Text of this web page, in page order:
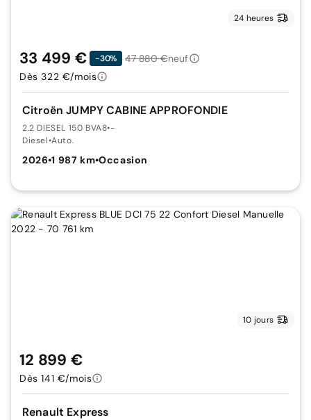
24 heures
Citroën JUMPY CABINE APPROFONDIE
2.2 DIESEL 150 BVA8•-
Diesel•Auto.
2026•1 987 km•Occasion
33 499 € -30% 47 880 €neuf
Dès 322 €/mois
10 jours
Renault Express
12 899 €
Dès 141 €/mois